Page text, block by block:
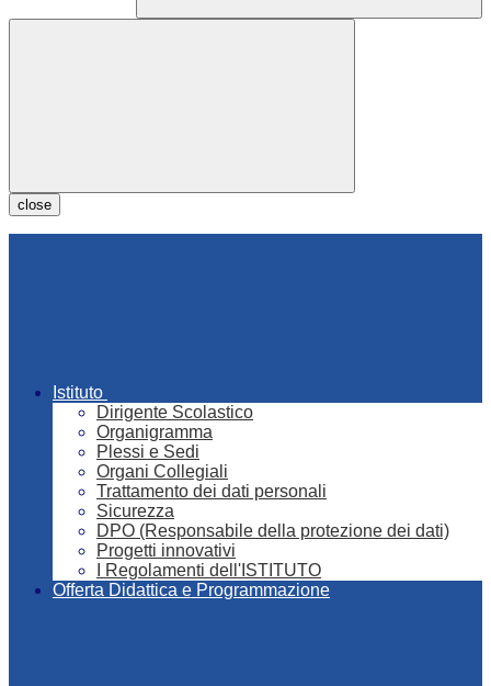
close
Istituto
Dirigente Scolastico
Organigramma
Plessi e Sedi
Organi Collegiali
Trattamento dei dati personali
Sicurezza
DPO (Responsabile della protezione dei dati)
Progetti innovativi
I Regolamenti dell'ISTITUTO
Offerta Didattica e Programmazione